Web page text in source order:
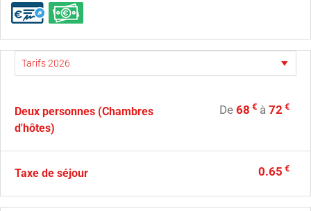
Deux personnes (Chambres
d'hôtes)
De 68 € à 72 €
Taxe de séjour 0.65 €